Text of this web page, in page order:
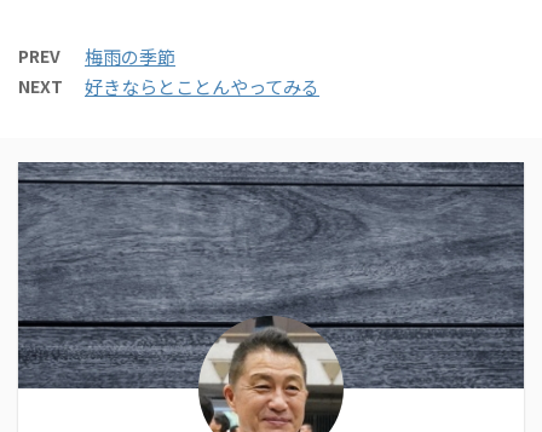
PREV 梅雨の季節
NEXT 好きならとことんやってみる